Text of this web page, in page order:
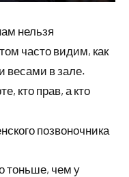
нельзя
часто видим, как
весами в зале.
кто прав, а кто
позвоночника
тоньше, чем у